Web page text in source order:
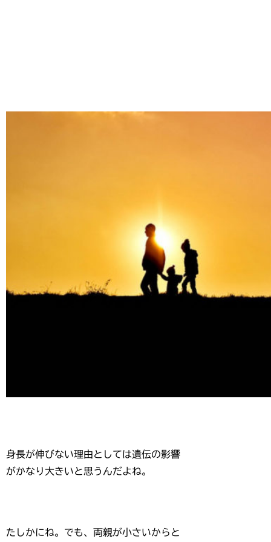
身長が伸びない理由としては遺伝の影響
がかなり大きいと思うんだよね。
たしかにね。でも、両親が小さいからと